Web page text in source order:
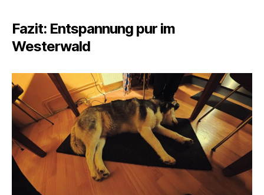
Fazit: Entspannung pur im
Westerwald